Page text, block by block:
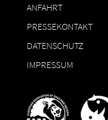
ANFAHRT
PRESSEKONTAKT
DATENSCHUTZ
IMPRESSUM